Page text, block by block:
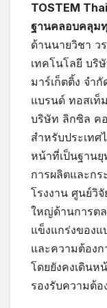
TOSTEM
ฐานคลอบคลุม
ด้านนายวิชา ว
เทคโนโลยี บริ
มาร์เก็ตติ้ง จำ
แบรนด์ ทอสเท็
บริษัท ลิกซิล ค
สำหรับประเทศ
หน้าที่เป็นฐาน
การผลิตและกร
โรงงาน ศูนย์วิ
ใหญ่ด้านการต
แข็งแกร่งของ
และความต้อง
โดยยังคงเดินห
รองรับความต้